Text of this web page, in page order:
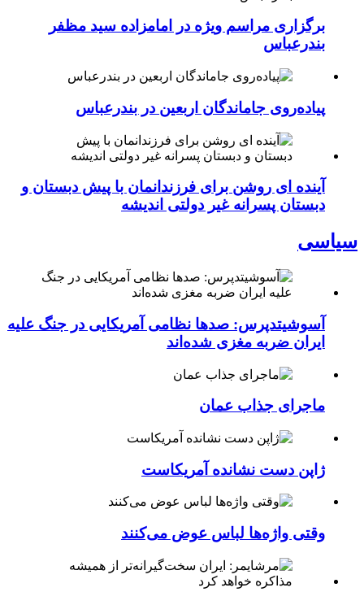
برگزاری مراسم ویژه در امامزاده سید مظفر
بندرعباس
پیاده‌روی جاماندگان اربعین در بندرعباس
آینده ای روشن برای فرزندانمان با پیش دبستان و
دبستان پسرانه غیر دولتی اندیشه
سیاسی
آسوشیتدپرس: صدها نظامی آمریکایی در جنگ علیه
ایران ضربه مغزی شده‌اند
ماجرای جذاب عمان
ژاپن دست نشانده آمریکاست
وقتی واژه‌ها لباس عوض می‌کنند